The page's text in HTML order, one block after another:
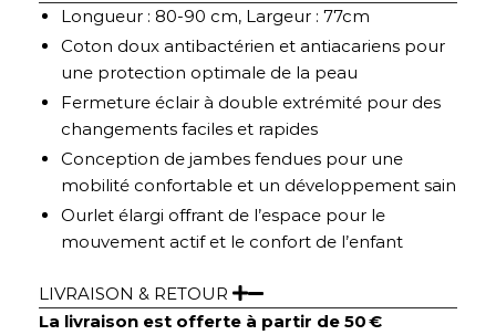
Longueur : 80-90 cm, Largeur : 77cm
Coton doux antibactérien et antiacariens pour
une protection optimale de la peau
Fermeture éclair à double extrémité pour des
changements faciles et rapides
Conception de jambes fendues pour une
mobilité confortable et un développement sain
Ourlet élargi offrant de l’espace pour le
mouvement actif et le confort de l’enfant
LIVRAISON & RETOUR
La livraison est offerte à partir de 50 €